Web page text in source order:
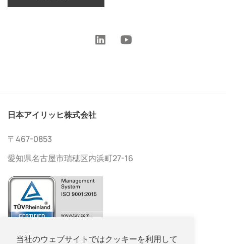
当社のウェブサイトではクッキーを利用して
日本アイリッヒ株式会社
〒467-0853
愛知県名古屋市瑞穂区内浜町27-16
052-533-2577